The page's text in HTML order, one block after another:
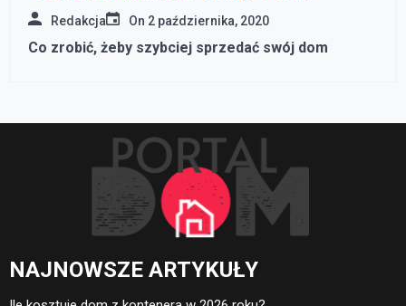
Redakcja On 2 października, 2020
Co zrobić, żeby szybciej sprzedać swój dom
NAJNOWSZE ARTYKUŁY